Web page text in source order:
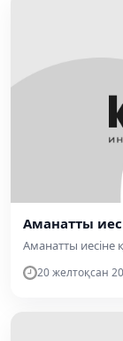
Аманатты
Аманатты иесіне
20 желтоқсан